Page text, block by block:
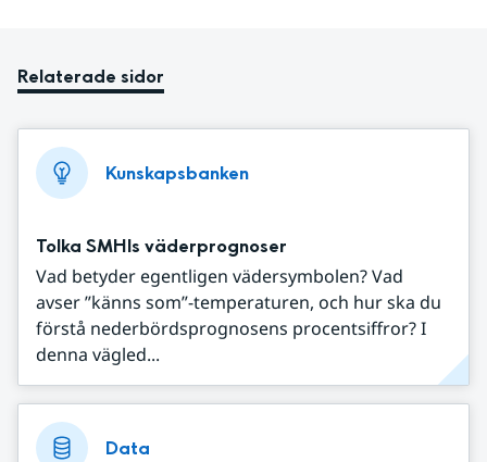
Relaterade sidor
Kunskapsbanken
Tolka SMHIs väderprognoser
Vad betyder egentligen vädersymbolen? Vad
avser ”känns som”-temperaturen, och hur ska du
förstå nederbördsprognosens procentsiffror? I
denna vägled...
Data